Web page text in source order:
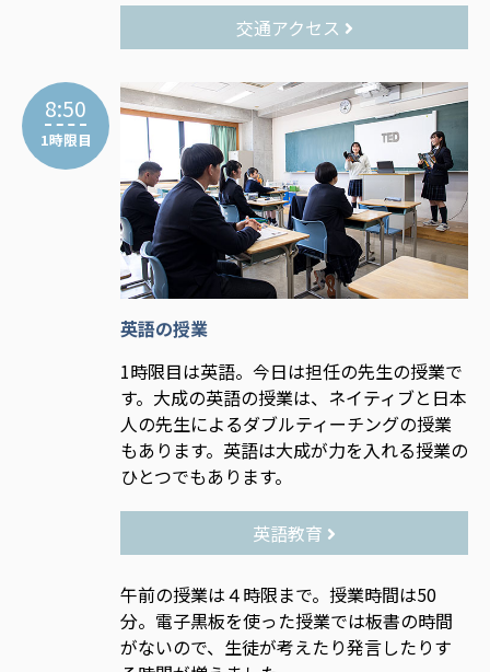
交通アクセス
8:50
1時限目
英語の授業
1時限目は英語。今日は担任の先生の授業で
す。大成の英語の授業は、ネイティブと日本
人の先生によるダブルティーチングの授業
もあります。英語は大成が力を入れる授業の
ひとつでもあります。
英語教育
午前の授業は４時限まで。授業時間は50
分。電子黒板を使った授業では板書の時間
がないので、生徒が考えたり発言したりす